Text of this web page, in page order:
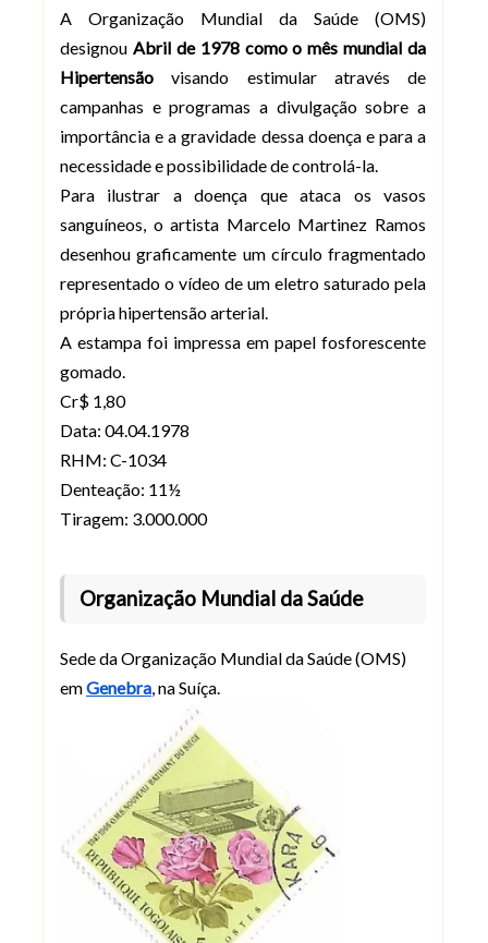
A Organização Mundial da Saúde (OMS)
designou Abril de 1978 como o mês mundial da
Hipertensão visando estimular através de
campanhas e programas a divulgação sobre a
importância e a gravidade dessa doença e para a
necessidade e possibilidade de controlá-la.
Para ilustrar a doença que ataca os vasos
sanguíneos, o artista Marcelo Martinez Ramos
desenhou graficamente um círculo fragmentado
representado o vídeo de um eletro saturado pela
própria hipertensão arterial.
A estampa foi impressa em papel fosforescente
gomado.
Cr$ 1,80
Data: 04.04.1978
RHM: C-1034
Denteação: 11½
Tiragem: 3.000.000
Organização Mundial da Saúde
Sede da Organização Mundial da Saúde (OMS)
emGenebra, na Suíça.